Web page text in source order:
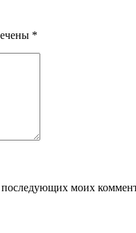
*
последующих моих